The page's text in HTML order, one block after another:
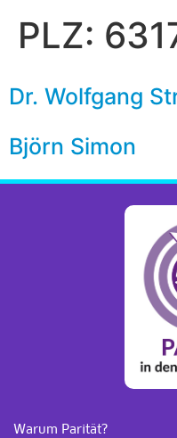
PLZ:
Dr. Wolfgang
Björn Simon
Warum Parität?